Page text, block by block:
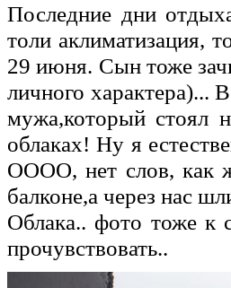
Последние дни
толи аклиматизация,
29 июня. Сын тоже
личного характера)...
мужа,который стоял
облаках! Ну я
ОООО, нет слов, как
балконе,а через нас
Облака.. фото тоже к
прочувствовать..